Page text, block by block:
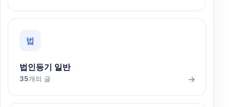
법
법인등기 일반
35개의 글 →